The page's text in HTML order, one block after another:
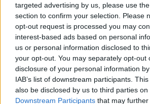
targeted advertising by us, please use
section to confirm your selection. Please
opt-out request is processed you may
interest-based ads based on personal
us or personal information disclosed to
your opt-out. You may separately opt-out
disclosure of your personal information
IAB’s list of downstream participants.
also be disclosed by us to third parties on
Downstream Participants that may
Τα πρώτα κρούσματα
Σεπτέμβριοστο
που βρίσκεται περίπου 240
τη Σεούλ. Δημοσιεύματα που
στα ΜΜΕ τον περασμένο μήνα
προνύμφες βρέθηκαν κάτω
δημόσιας σάουνας στη